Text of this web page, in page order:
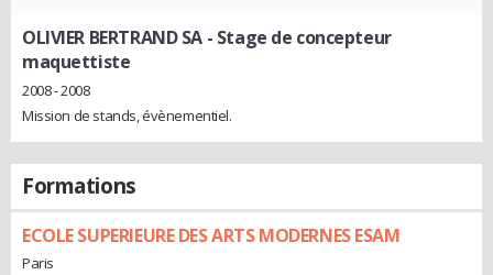
OLIVIER BERTRAND SA - Stage de concepteur
maquettiste
2008 - 2008
Mission de stands, évènementiel.
Formations
ECOLE SUPERIEURE DES ARTS MODERNES ESAM
Paris